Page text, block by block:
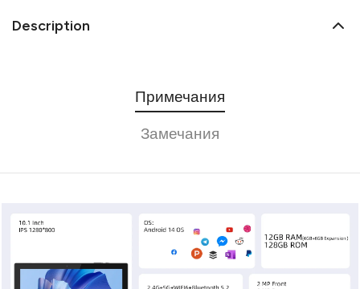
Description
Примечания
Замечания